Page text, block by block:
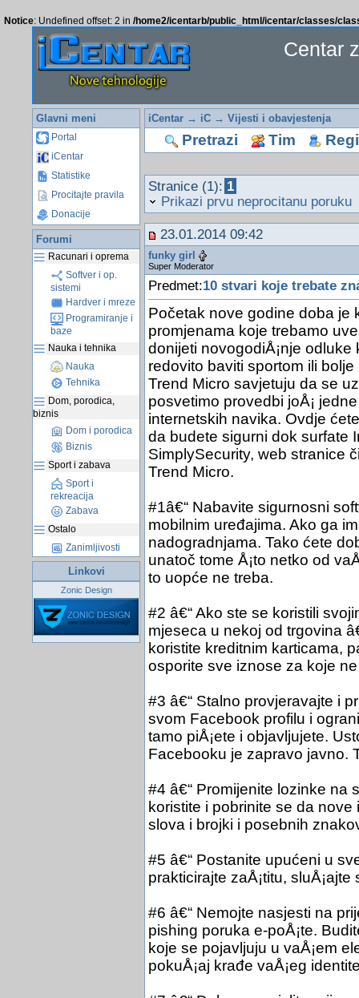
Notice: Undefined offset: 2 in /home2/icentarb/public_html/icentar/classes/
Centar
Glavni meni
Portal
iCentar
Statistike
Procitajte pravila
Donacije
Forumi
Racunari i oprema
Softver i op.
sistemi
Hardver i mreze
Programiranje i
baze
Nauka i tehnika
Nauka
Tehnika
Dom, porodica,
biznis
Dom i porodica
Biznis
Sport i zabava
Sport i
rekreacija
Zabava
Ostalo
Zanimljivosti
Linkovi
Zonic Design
iCentar→ iC→ Vijesti i obavjestenja
Pretrazi Tim
Stranice (1): 1
Prikazi prvu neprocitanu poruku
23.01.2014 09:42
funky girl
Super Moderator
Predmet:10 stvari koje trebate
Početak nove godine doba je
promjenama koje trebamo
donijeti novogodiÅ¡nje
redovito baviti sportom ili
Trend Micro savjetuju da se
posvetimo provedbi joÅ¡
internetskih navika. Ovdje
da budete sigurni dok surfate
SimplySecurity, web stranice
Trend Micro.
#1â€“ Nabavite sigurnosni
mobilnim uređajima. Ako ga
nadogradnjama. Tako ćete
unatoč tome Å¡to netko od
to uopće ne treba.
#2 â€“ Ako ste se koristili
mjeseca u nekoj od trgovina
koristite kreditnim karticama,
osporite sve iznose za koje
#3 â€“ Stalno provjeravajte i
svom Facebook profilu i
tamo piÅ¡ete i objavljujete.
Facebooku je zapravo javno.
#4 â€“ Promijenite lozinke na
koristite i pobrinite se da
slova i brojki i posebnih
#5 â€“ Postanite upućeni u
prakticirajte zaÅ¡titu,
#6 â€“ Nemojte nasjesti na
pishing poruka e-poÅ¡te.
koje se pojavljuju u vaÅ¡em
pokuÅ¡aj krađe vaÅ¡eg